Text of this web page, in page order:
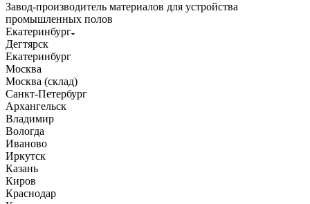
Завод-производитель материалов для устройства
промышленных полов
Екатеринбург
Дегтярск
Екатеринбург
Москва
Москва (склад)
Санкт-Петербург
Архангельск
Владимир
Вологда
Иваново
Иркутск
Казань
Киров
Краснодар